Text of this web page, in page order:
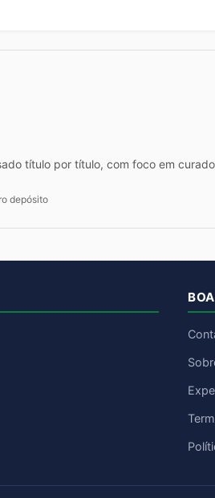
título por título, com foco em
depósito